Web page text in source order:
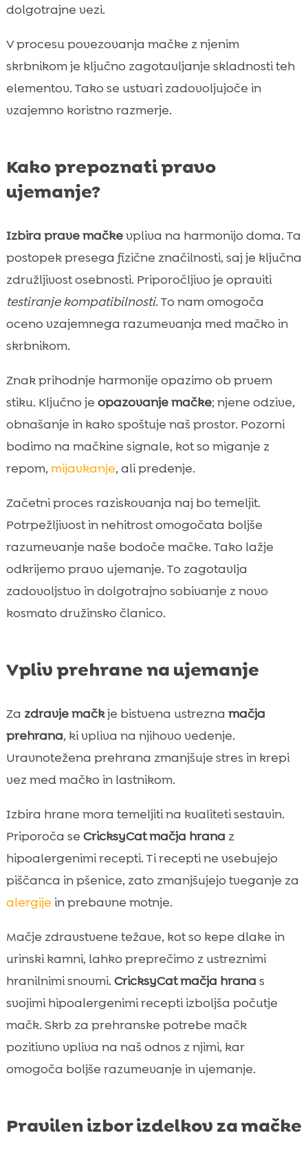
dolgotrajne vezi.
V procesu povezovanja mačke z njenim
skrbnikom je ključno zagotavljanje skladnosti teh
elementov. Tako se ustvari zadovoljujoče in
vzajemno koristno razmerje.
Kako prepoznati pravo
ujemanje?
Izbira prave mačkevpliva na harmonijo doma. Ta
postopek presega fizične značilnosti, saj je ključna
združljivost osebnosti. Priporočljivo je opraviti
testiranje kompatibilnosti. To nam omogoča
oceno vzajemnega razumevanja med mačko in
skrbnikom.
Znak prihodnje harmonije opazimo ob prvem
stiku. Ključno je opazovanje mačke; njene odzive,
obnašanje in kako spoštuje naš prostor. Pozorni
bodimo na mačkine signale, kot so miganje z
repom, mijavkanje, ali predenje.
Začetni proces raziskovanja naj bo temeljit.
Potrpežljivost in nehitrost omogočata boljše
razumevanje naše bodoče mačke. Tako lažje
odkrijemo pravo ujemanje. To zagotavlja
zadovoljstvo in dolgotrajno sobivanje z novo
kosmato družinsko članico.
Vpliv prehrane na ujemanje
Za zdravje mačkje bistvena ustrezna mačja
prehrana, ki vpliva na njihovo vedenje.
Uravnotežena prehrana zmanjšuje stres in krepi
vez med mačko in lastnikom.
Izbira hrane mora temeljiti na kvaliteti sestavin.
Priporoča se CricksyCat mačja hrana z
hipoalergenimi recepti. Ti recepti ne vsebujejo
piščanca in pšenice, zato zmanjšujejo tveganje za
alergije in prebavne motnje.
Mačje zdravstvene težave, kot so kepe dlake in
urinski kamni, lahko preprečimo z ustreznimi
hranilnimi snovmi. CricksyCat mačja hrana s
svojimi hipoalergenimi recepti izboljša počutje
mačk. Skrb za prehranske potrebe mačk
pozitivno vpliva na naš odnos z njimi, kar
omogoča boljše razumevanje in ujemanje.
Pravilen izbor izdelkov za mačke